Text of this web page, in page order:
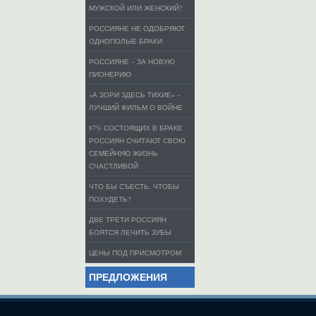
МУЖСКОЙ ИЛИ ЖЕНСКИЙ?
РОССИЯНЕ НЕ ОДОБРЯЮТ
ОДНОПОЛЫЕ БРАКИ
РОССИЯНЕ – ЗА НОВУЮ
ПИОНЕРИЮ
«А ЗОРИ ЗДЕСЬ ТИХИЕ» –
ЛУЧШИЙ ФИЛЬМ О ВОЙНЕ
87% СОСТОЯЩИХ В БРАКЕ
РОССИЯН СЧИТАЮТ СВОЮ
СЕМЕЙНУЮ ЖИЗНЬ
СЧАСТЛИВОЙ
ЧТО БЫ СЪЕСТЬ, ЧТОБЫ
ПОХУДЕТЬ?
ДВЕ ТРЕТИ РОССИЯН
БОЯТСЯ ЛЕЧИТЬ ЗУБЫ
ЦЕНЫ ПОД ПРИСМОТРОМ
ПРЕДЛОЖЕНИЯ